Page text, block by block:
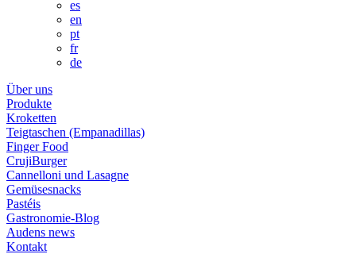
es
en
pt
fr
de
Über uns
Produkte
Kroketten
Teigtaschen (Empanadillas)
Finger Food
CrujiBurger
Cannelloni und Lasagne
Gemüsesnacks
Pastéis
Gastronomie-Blog
Audens news
Kontakt